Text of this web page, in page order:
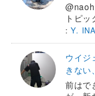
トピ
:Y.
ウイジ
きない
前はで